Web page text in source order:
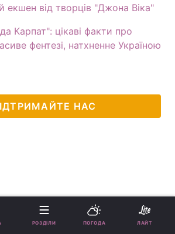
екшен від творців "Джона Віка"
Карпат": цікаві факти про
фентезі, натхненне Україною
НАС
РОЗДІЛИ ПОГОДА ЛАЙТ